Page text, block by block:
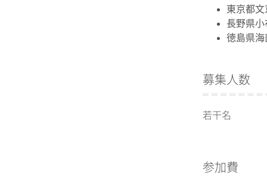
東京都文
長野県小
徳島県海
募集人数
若干名
参加費